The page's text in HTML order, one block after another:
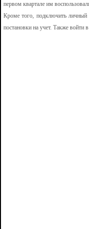
первом квартале им
Кроме того, подключить
постановки на учет. Также войти